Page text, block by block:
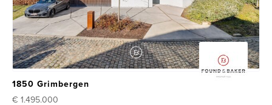
1850 Grimbergen
€ 1.495.000